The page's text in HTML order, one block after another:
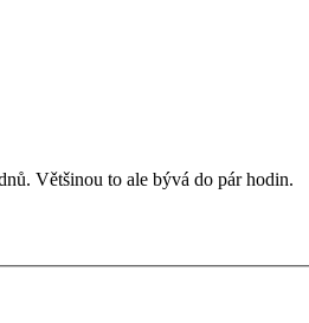
Většinou to ale bývá do pár hodin.